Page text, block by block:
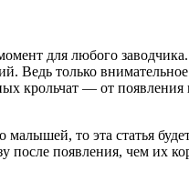
для любого
только
крольчат — от
малышей, то эта статья
после появления, чем их